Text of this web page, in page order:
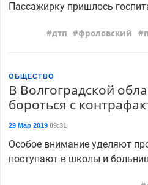
Пассажирку пришлось
дтп фроловский
ОБЩЕСТВО
В Волгоградской
бороться с
29 Мар 201909:31
Особое внимание уделяют
поступают в школы и